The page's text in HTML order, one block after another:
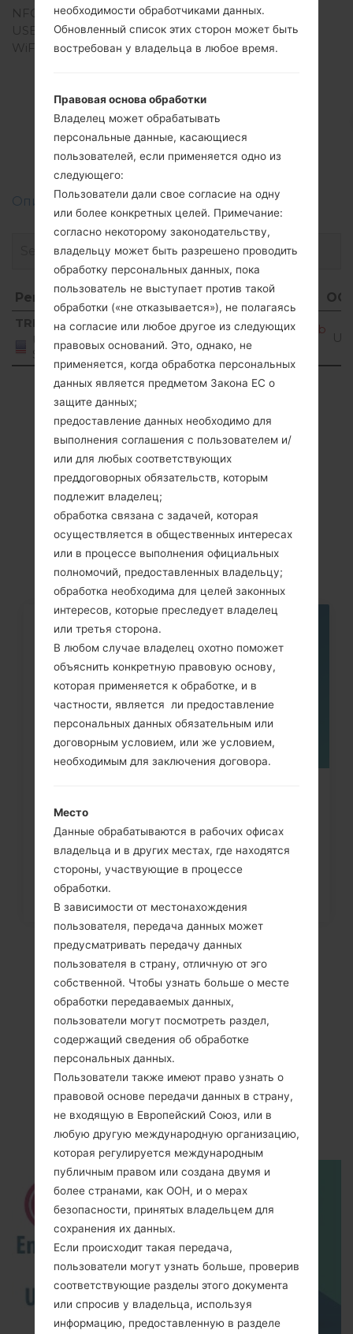
NFC
Нет
USB
Есть
WiFi
-
Прошивки
LG236C(LG236C)
Описание регионов прошивок телефонов LG
Регион Название файла
ОС
Регион
Название файла
TRF
United
States
236CV10a_01.S10a_01.Pprl_path_link.cab
Showing 1 to 1 of 1 entries
Previous 1 Next
Cтатьи
LG236C(LG236C)
телефона через меню на LG...
Видео
LG236C(LG236C)
необходимости обработчиками данных.
Обновленный список этих сторон может быть
востребован у владельца в любое время.
Правовая основа обработки
Владелец может обрабатывать
персональные данные, касающиеся
пользователей, если применяется одно из
следующего:
Пользователи дали свое согласие на одну
или более конкретных целей. Примечание:
согласно некоторому законодательству,
владельцу может быть разрешено проводить
обработку персональных данных, пока
пользователь не выступает против такой
обработки («не отказывается»), не полагаясь
на согласие или любое другое из следующих
правовых оснований. Это, однако, не
применяется, когда обработка персональных
данных является предметом Закона ЕС о
защите данных;
предоставление данных необходимо для
выполнения соглашения с пользователем и/
или для любых соответствующих
преддоговорных обязательств, которым
подлежит владелец;
обработка связана с задачей, которая
осуществляется в общественных интересах
или в процессе выполнения официальных
полномочий, предоставленных владельцу;
обработка необходима для целей законных
интересов, которые преследует владелец
или третья сторона.
В любом случае владелец охотно поможет
объяснить конкретную правовую основу,
которая применяется к обработке, и в
частности, является ли предоставление
персональных данных обязательным или
договорным условием, или же условием,
необходимым для заключения договора.
Место
Данные обрабатываются в рабочих офисах
владельца и в других местах, где находятся
стороны, участвующие в процессе
обработки.
В зависимости от местонахождения
пользователя, передача данных может
предусматривать передачу данных
пользователя в страну, отличную от эго
собственной. Чтобы узнать больше о месте
обработки передаваемых данных,
пользователи могут посмотреть раздел,
содержащий сведения об обработке
персональных данных.
Пользователи также имеют право узнать о
правовой основе передачи данных в страну,
не входящую в Европейский Союз, или в
любую другую международную организацию,
которая регулируется международным
публичным правом или создана двумя и
более странами, как ООН, и о мерах
безопасности, принятых владельцем для
сохранения их данных.
Если происходит такая передача,
пользователи могут узнать больше, проверив
соответствующие разделы этого документа
или спросив у владельца, используя
информацию, предоставленную в разделе